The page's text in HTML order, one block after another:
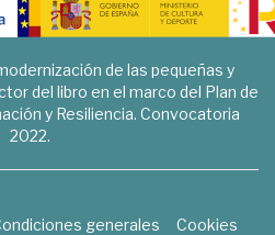
de las pequeñas y
del libro en el marco del Plan de
y Resiliencia. Convocatoria
2022.
generales
Cookies